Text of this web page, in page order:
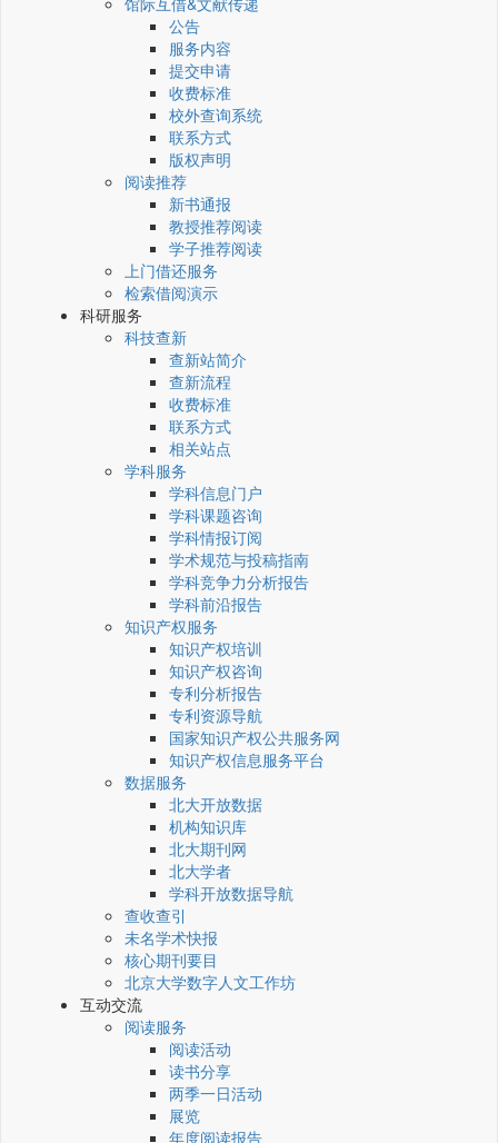
公告
服务内容
提交申请
收费标准
校外查询系统
联系方式
版权声明
阅读推荐
新书通报
教授推荐阅读
学子推荐阅读
上门借还服务
检索借阅演示
科研服务
科技查新
查新站简介
查新流程
收费标准
联系方式
相关站点
学科服务
学科信息门户
学科课题咨询
学科情报订阅
学术规范与投稿指南
学科竞争力分析报告
学科前沿报告
知识产权服务
知识产权培训
知识产权咨询
专利分析报告
专利资源导航
国家知识产权公共服务网
知识产权信息服务平台
数据服务
北大开放数据
机构知识库
北大期刊网
北大学者
学科开放数据导航
查收查引
未名学术快报
核心期刊要目
北京大学数字人文工作坊
互动交流
阅读服务
阅读活动
读书分享
两季一日活动
展览
年度阅读报告